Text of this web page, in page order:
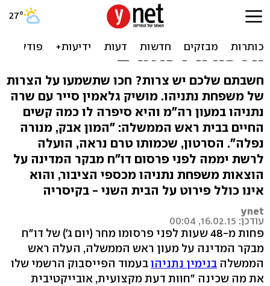
"משבר הדיור של משפחת
נתניהו": 'הדלת חורקת, על
הספה היו כתמים'
חשבתם שלכם יש צרות? חכו שתשמעו על הצרות
של משפחת נתניהו. מושיק גלאמין סייר עם שרה
נתניהו במעון רה"מ והיא סיפרה לו כמה קשים
החיים בבית ראש הממשלה: "המון אבק, מנורה
נפלה". הסרטון, שכמותו טרם נראה, הועלה
לרשת יממה לפני פרסום דו"ח מבקר המדינה על
הוצאות משפחת נתניהו מכספי הציבור, והוא
אינו כולל פירוט על הבית השני - בקיסריה
ynet
עודכן: 16.02.15, 00:04
פחות מ-48 שעות לפני פרסומו מחר (יום ג') של דו"ח
מבקר המדינה על מעון ראש הממשלה, העלה ראש
הממשלה בנימין נתניהובעמוד הפייסבוק הרשמי שלו
את מה שכינה "חוות דעת מקצועית, אובייקטיבית